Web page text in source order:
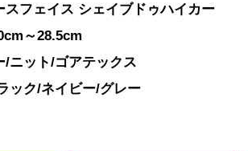
スフェイス シェイブドゥハイカー
～28.5cm
/ニット/ゴアテックス
ック/ネイビー/グレー